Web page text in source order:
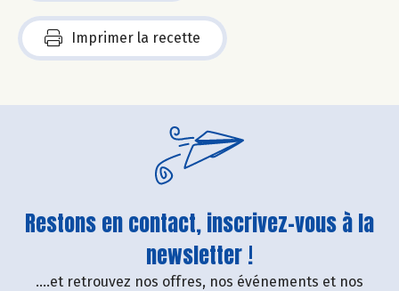
Imprimer la recette
Restons en contact, inscrivez-vous à la
newsletter !
....et retrouvez nos offres, nos événements et nos